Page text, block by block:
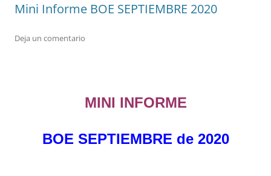
Mini Informe BOE SEPTIEMBRE 2020
Deja un comentario
MINI INFORME
BOE SEPTIEMBRE de 2020